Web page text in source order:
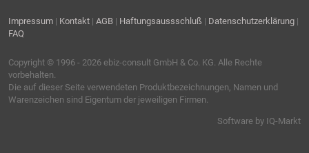
Impressum | Kontakt | AGB | Haftungsaussschluß | Datenschutzerklärung |
FAQ
Copyright © 1996 - 2026 ebiz-consult GmbH & Co. KG . Alle Rechte
vorbehalten.
Die auf dieser Seite verwendeten Produktbezeichnungen, Namen und
Warenzeichen sind Eigentum der jeweiligen Firmen.
Software by IQ-Markt